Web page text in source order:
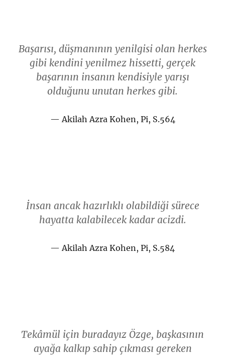
Başarısı, düşmanının yenilgisi olan herkes
gibi kendini yenilmez hissetti, gerçek
başarının insanın kendisiyle yarışı
olduğunu unutan herkes gibi.
Akilah Azra Kohen, Pi, S.564
İnsan ancak hazırlıklı olabildiği sürece
hayatta kalabilecek kadar acizdi.
Akilah Azra Kohen, Pi, S.584
Tekâmül için buradayız Özge, başkasının
ayağa kalkıp sahip çıkması gereken